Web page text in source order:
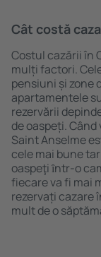
Cât costă
Costul cazării în
mulți factori.
pensiuni și zone
apartamentele
rezervării
de oaspeți.
Saint Anselme
cele mai bune
oaspeţi ȋntr-o
fiecare va fi mai
rezervați cazare
mult de o